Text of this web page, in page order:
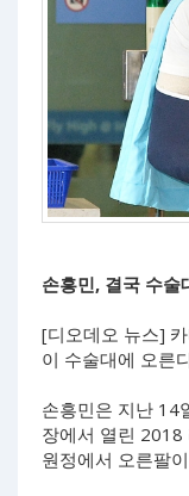
손흥민, 결국 수
[디오데오 뉴스]
이 수술대에 오른
손흥민은 지난 14
장에서 열린 2018
원정에서 오른팔